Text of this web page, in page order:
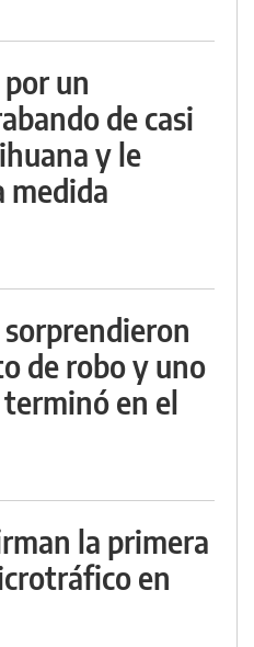
un
de casi
y le
medida
de robo y uno
en el
la primera
en